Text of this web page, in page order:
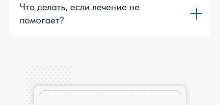
Что делать, если лечение не
помогает?